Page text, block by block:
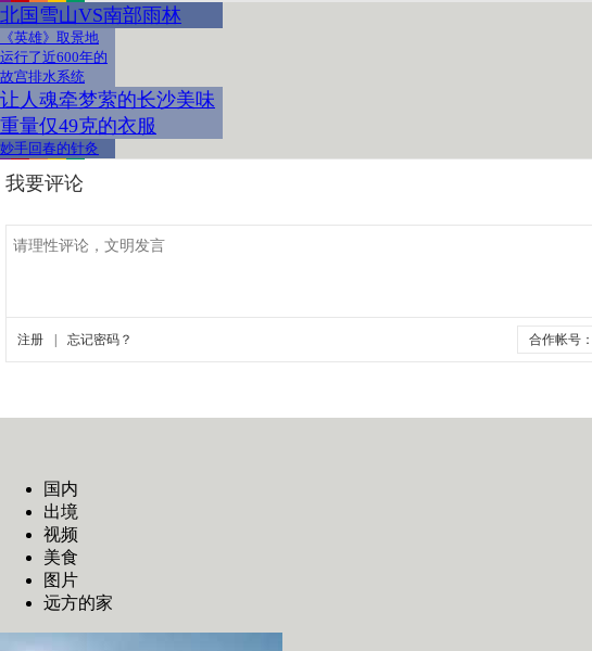
北国雪山VS南部雨林
《英雄》取景地
运行了近600年的
故宫排水系统
让人魂牵梦萦的长沙美味
重量仅49克的衣服
妙手回春的针灸
国内
出境
视频
美食
图片
远方的家